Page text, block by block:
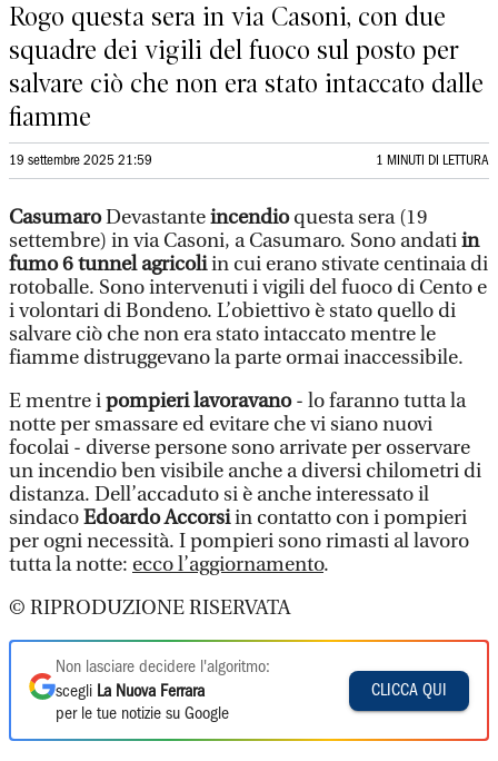
Rogo questa sera in via Casoni, con due
squadre dei vigili del fuoco sul posto per
salvare ciò che non era stato intaccato dalle
fiamme
19 settembre 2025 21:59 1 MINUTI DI LETTURA
CasumaroDevastanteincendioquesta sera (19
settembre) in via Casoni, a Casumaro. Sono andatiin
fumo 6 tunnel agricoliin cui erano stivate centinaia di
rotoballe. Sono intervenuti i vigili del fuoco di Cento e
i volontari di Bondeno. L’obiettivo è stato quello di
salvare ciò che non era stato intaccato mentre le
fiamme distruggevano la parte ormai inaccessibile.
E mentre ipompieri lavoravano- lo faranno tutta la
notte per smassare ed evitare che vi siano nuovi
focolai - diverse persone sono arrivate per osservare
un incendio ben visibile anche a diversi chilometri di
distanza. Dell’accaduto si è anche interessato il
sindacoEdoardo Accorsiin contatto con i pompieri
per ogni necessità. I pompieri sono rimasti al lavoro
tutta la notte: ecco l’aggiornamento.
© RIPRODUZIONE RISERVATA
Non lasciare decidere l'algoritmo:
scegli La Nuova Ferrara
per le tue notizie su Google
CLICCA QUI